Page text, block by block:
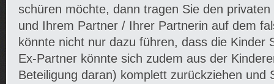
schüren möchte, dann tragen Sie den
und Ihrem Partner / Ihrer Partnerin auf dem
könnte nicht nur dazu führen, dass die Kinder
Ex-Partner könnte sich zudem aus der
Beteiligung daran) komplett zurückziehen und